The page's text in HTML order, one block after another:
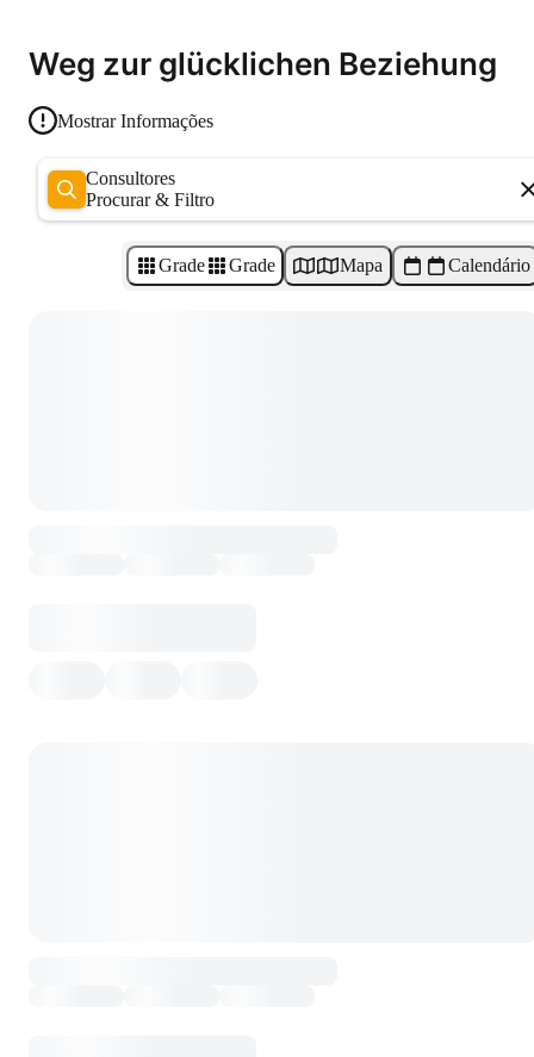
Weg zur glücklichen Beziehung
Mostrar Informações
Consultores
Procurar & Filtro
Grade Grade Mapa Calendário